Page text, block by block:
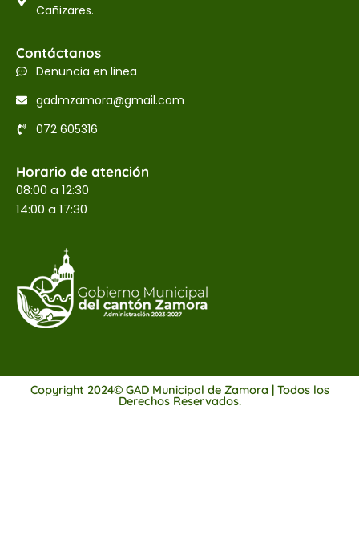
Cañizares.
Contáctanos
Denuncia en linea
gadmzamora@gmail.com
072 605316
Horario de atención
08:00 a 12:30
14:00 a 17:30
Copyright 2024© GAD Municipal de Zamora | Todos los
Derechos Reservados.